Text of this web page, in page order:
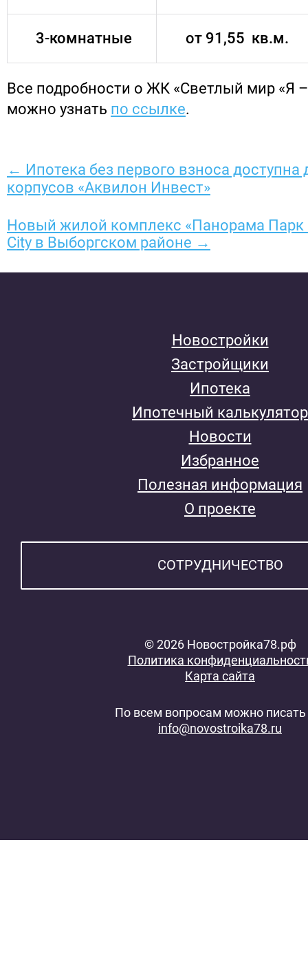
3-комнатные от 91,55 кв.м.
Все подробности о ЖК «Светлый мир «Я
можно узнать по ссылке.
← Ипотека без первого взноса
корпусов «Аквилон Инвест»
Новый жилой комплекс «Панорама Парк
City в Выборгском районе →
Новостройки
Застройщики
Ипотека
Ипотечный калькулятор
Новости
Избранное
Полезная информация
О проекте
СОТРУДНИЧЕСТВО
© 2026 Новостройка78.рф
Политика
Карта сайта
По всем вопросам можно писать
info@novostroika78.ru